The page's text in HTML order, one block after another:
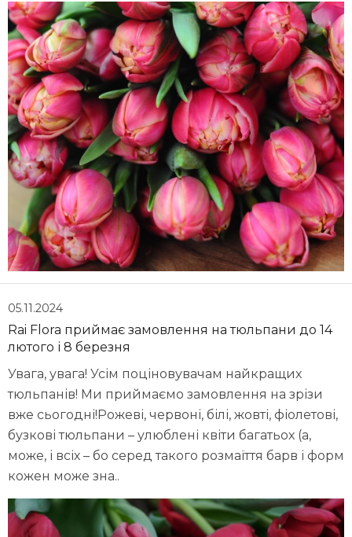
05.11.2024
Rai Flora приймає замовлення на тюльпани до 14
лютого і 8 березня
Увага, увага! Усім поціновувачам найкращих
тюльпанів! Ми приймаємо замовлення на зрізи
вже сьогодні!Рожеві, червоні, білі, жовті, фіолетові,
бузкові тюльпани – улюблені квіти багатьох (а,
може, і всіх – бо серед такого розмаїття барв і форм
кожен може зна..